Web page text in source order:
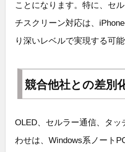
ことになります。特に、セ
チスクリーン対応は、
り深いレベルで実現する可能
競合他社との差別
OLED、セルラー通信、タ
わせは、Windows系ノート